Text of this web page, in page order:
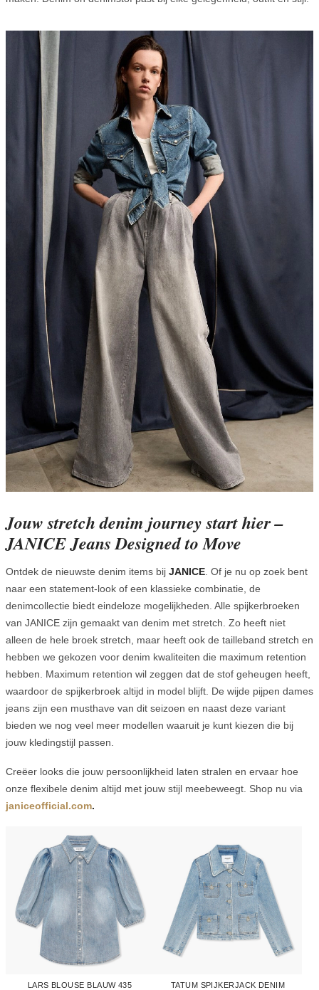
Jouw stretch denim journey start hier –
JANICE Jeans Designed to Move
Ontdek de nieuwste denim items bij JANICE . Of je nu op zoek bent
naar een statement-look of een klassieke combinatie, de
denimcollectie biedt eindeloze mogelijkheden. Alle spijkerbroeken
van JANICE zijn gemaakt van denim met stretch. Zo heeft niet
alleen de hele broek stretch, maar heeft ook de tailleband stretch en
hebben we gekozen voor denim kwaliteiten die maximum retention
hebben. Maximum retention wil zeggen dat de stof geheugen heeft,
waardoor de spijkerbroek altijd in model blijft. De wijde pijpen dames
jeans zijn een musthave van dit seizoen en naast deze variant
bieden we nog veel meer modellen waaruit je kunt kiezen die bij
jouw kledingstijl passen.
Creëer looks die jouw persoonlijkheid laten stralen en ervaar hoe
onze flexibele denim altijd met jouw stijl meebeweegt. Shop nu via
janiceofficial.com.
LARS BLOUSE BLAUW 435 TATUM SPIJKERJACK DENIM